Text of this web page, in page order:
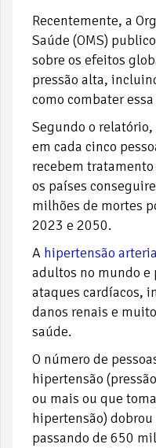
Recentemente, a
Saúde (OMS)
sobre os efeitos
pressão alta,
como combater
Segundo o
em cada cinco
recebem
os países
milhões de mortes
2023 e 2050.
A hipertensão
adultos no mundo e
ataques cardíacos,
danos renais e
saúde.
O número de
hipertensão
ou mais ou que
hipertensão)
passando de 650